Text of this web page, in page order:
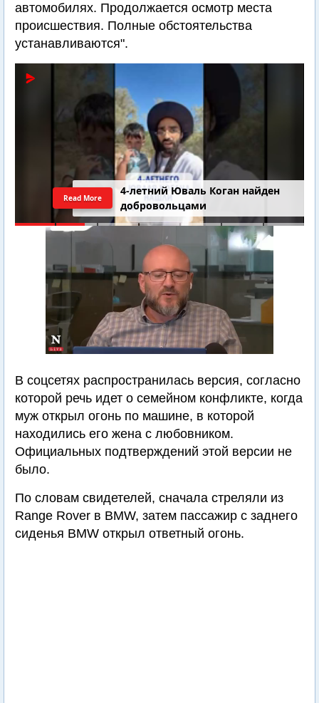
автомобилях. Продолжается осмотр места
происшествия. Полные обстоятельства
устанавливаются".
4-летний Юваль Коган найден
добровольцами
Read More
В соцсетях распространилась версия, согласно
которой речь идет о семейном конфликте, когда
муж открыл огонь по машине, в которой
находились его жена с любовником.
Официальных подтверждений этой версии не
было.
По словам свидетелей, сначала стреляли из
Range Rover в BMW, затем пассажир с заднего
сиденья BMW открыл ответный огонь.